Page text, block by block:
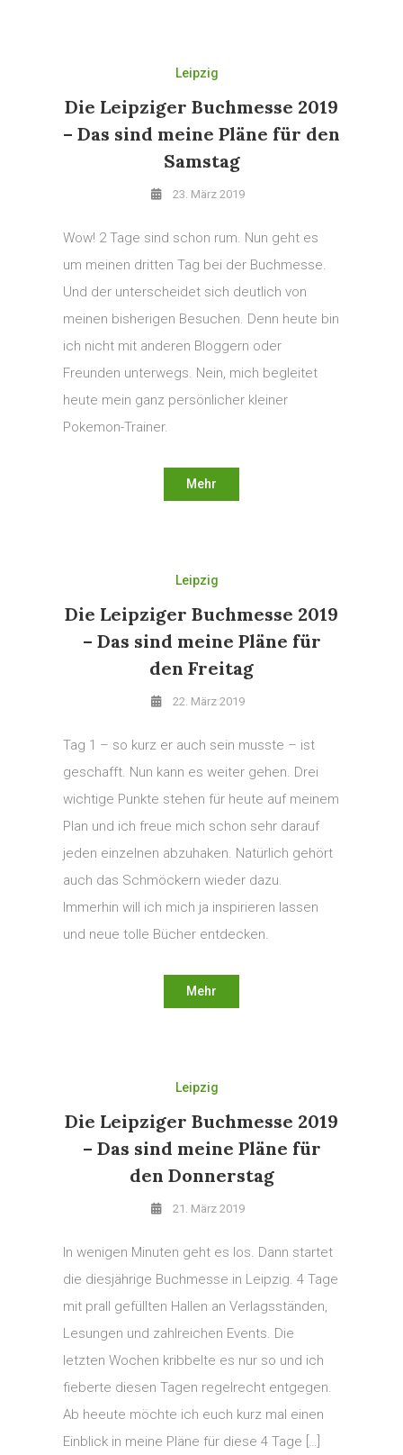
Leipzig
Die Leipziger Buchmesse 2019
– Das sind meine Pläne für den
Samstag
23. März 2019
Wow! 2 Tage sind schon rum. Nun geht es
um meinen dritten Tag bei der Buchmesse.
Und der unterscheidet sich deutlich von
meinen bisherigen Besuchen. Denn heute bin
ich nicht mit anderen Bloggern oder
Freunden unterwegs. Nein, mich begleitet
heute mein ganz persönlicher kleiner
Pokemon-Trainer.
Mehr
Leipzig
Die Leipziger Buchmesse 2019
– Das sind meine Pläne für
den Freitag
22. März 2019
Tag 1 – so kurz er auch sein musste – ist
geschafft. Nun kann es weiter gehen. Drei
wichtige Punkte stehen für heute auf meinem
Plan und ich freue mich schon sehr darauf
jeden einzelnen abzuhaken. Natürlich gehört
auch das Schmöckern wieder dazu.
Immerhin will ich mich ja inspirieren lassen
und neue tolle Bücher entdecken.
Mehr
Leipzig
Die Leipziger Buchmesse 2019
– Das sind meine Pläne für
den Donnerstag
21. März 2019
In wenigen Minuten geht es los. Dann startet
die diesjährige Buchmesse in Leipzig. 4 Tage
mit prall gefüllten Hallen an Verlagsständen,
Lesungen und zahlreichen Events. Die
letzten Wochen kribbelte es nur so und ich
fieberte diesen Tagen regelrecht entgegen.
Ab heeute möchte ich euch kurz mal einen
Einblick in meine Pläne für diese 4 Tage […]